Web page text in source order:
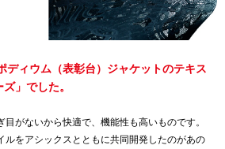
ィウム（表彰台）ジャケットのテキス
」でした。
がないから快適で、機能性も高いものです。
ルをアシックスとともに共同開発したのがあの